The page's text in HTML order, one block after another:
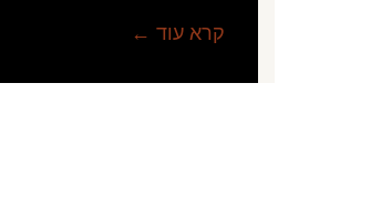
קרא עוד ←